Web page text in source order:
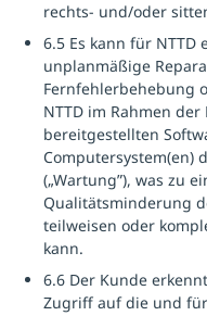
rechts- und/oder
6.5 Es kann für
unplanmäßige
Fernfehlerbehebung
NTTD im Rahmen
bereitgestellten
Computersystem(en)
(„Wartung”), was zu
Qualitätsminderung
teilweisen oder
kann.
6.6 Der Kunde
Zugriff auf die und